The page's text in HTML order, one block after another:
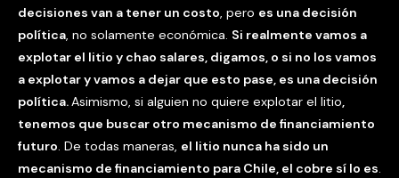
decisiones van a tener un costo, pero es una decisión
política, no solamente económica. Si realmente vamos a
explotar el litio y chao salares, digamos, o si no los vamos
a explotar y vamos a dejar que esto pase, es una decisión
política.Asimismo, si alguien no quiere explotar el litio,
tenemos que buscar otro mecanismo de financiamiento
futuro. De todas maneras, el litio nunca ha sido un
mecanismo de financiamiento para Chile, el cobre sí lo es.